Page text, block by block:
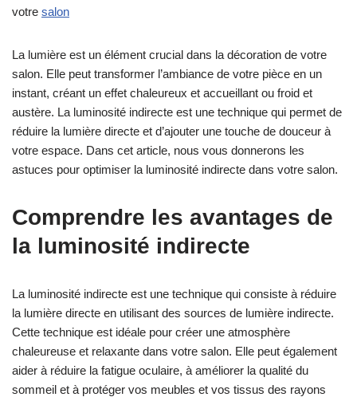
votre salon
La lumière est un élément crucial dans la décoration de votre
salon. Elle peut transformer l’ambiance de votre pièce en un
instant, créant un effet chaleureux et accueillant ou froid et
austère. La luminosité indirecte est une technique qui permet de
réduire la lumière directe et d’ajouter une touche de douceur à
votre espace. Dans cet article, nous vous donnerons les
astuces pour optimiser la luminosité indirecte dans votre salon.
Comprendre les avantages de
la luminosité indirecte
La luminosité indirecte est une technique qui consiste à réduire
la lumière directe en utilisant des sources de lumière indirecte.
Cette technique est idéale pour créer une atmosphère
chaleureuse et relaxante dans votre salon. Elle peut également
aider à réduire la fatigue oculaire, à améliorer la qualité du
sommeil et à protéger vos meubles et vos tissus des rayons